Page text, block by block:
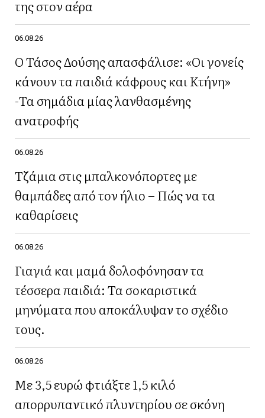
της στον αέρα
06.08.26
Ο Τάσος Δούσης απασφάλισε: «Οι γονείς
κάνουν τα παιδιά κάφρους και Κτήνη»
-Τα σημάδια μίας λανθασμένης
ανατροφής
06.08.26
Τζάμια στις μπαλκονόπορτες με
θαμπάδες από τον ήλιο – Πώς να τα
καθαρίσεις
06.08.26
Γιαγιά και μαμά δολοφόνησαν τα
τέσσερα παιδιά: Τα σοκαριστικά
μηνύματα που αποκάλυψαν το σχέδιο
τους.
06.08.26
Με 3,5 ευρώ φτιάξτε 1,5 κιλό
απορρυπαντικό πλυντηρίου σε σκόνη